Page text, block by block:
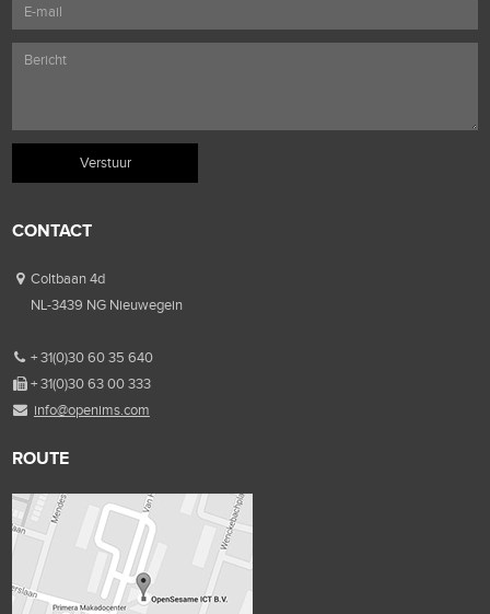
CONTACT
Coltbaan 4d
NL-3439 NG Nieuwegein
+ 31(0)30 60 35 640
+ 31(0)30 63 00 333
info@openims.com
ROUTE